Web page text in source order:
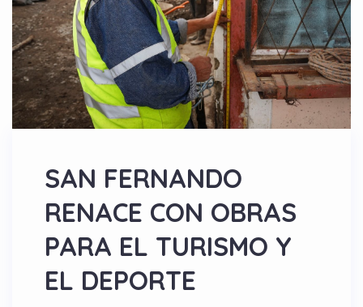
SAN FERNANDO
RENACE CON OBRAS
PARA EL TURISMO Y
EL DEPORTE